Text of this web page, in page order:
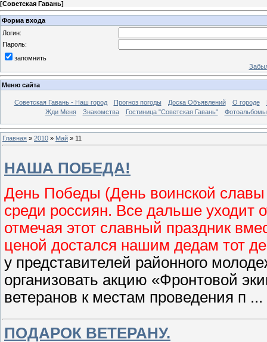
[Советская Гавань]
Форма входа
Логин:
Пароль:
запомнить
Меню сайта
Советская Гавань - Наш город Прогноз погоды Доска Объявлений О городе
Жди Меня
Знакомства Гостиница "Советская Гавань" Фотоальбомы
Главная » 2010 » Май » 11
НАША ПОБЕДА!
День Победы (День воинской
среди россиян. Все дальше уходит
отмечая этот славный праздник
ценой достался нашим дедам тот
у представителей районного
организовать акцию «Фронтовой
ветеранов к местам проведения п ...
ПОДАРОК ВЕТЕРАНУ.